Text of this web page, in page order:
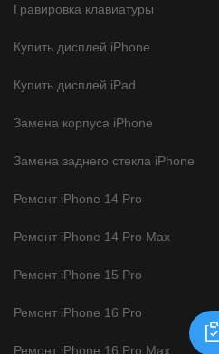
Гравировка клавиатуры
Купить дисплей iPhone
Купить дисплей iPad
Замена корпуса iPhone
Замена заднего стекла iPhone
Ремонт iPhone 14 Pro
Ремонт iPhone 14 Pro Max
Ремонт iPhone 15 Pro
Ремонт iPhone 16 Pro
Ремонт iPhone 16 Pro Max